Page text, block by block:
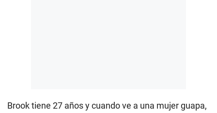
Brook tiene 27 años y cuando ve a una mujer guapa,